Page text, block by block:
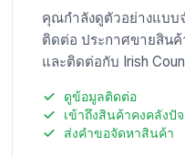
คุณกำลังดูตัวอย่างแบบ
ติดต่อ ประกาศขายสิน
และติดต่อกับ Irish
ดูข้อมูลติดต่อ
เข้าถึงสินค้าคงคลังปั
ส่งคำขอจัดหาสินค้า